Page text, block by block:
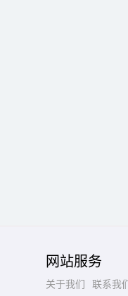
网站服务
关于我们 联系我们